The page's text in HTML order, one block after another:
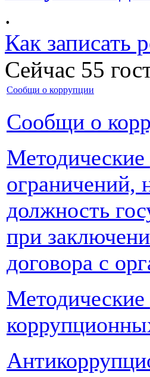
.
Как записать
Сейчас 55
Сообщи о коррупции
Сообщи о
ограничений,
должность
при за
договора с